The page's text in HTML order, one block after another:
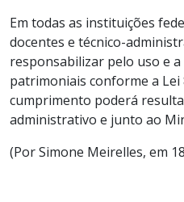
Em todas as instituições
docentes e técnico-
responsabilizar pelo uso e
patrimoniais conforme a Lei
cumprimento poderá
administrativo e junto ao
(Por Simone Meirelles, em